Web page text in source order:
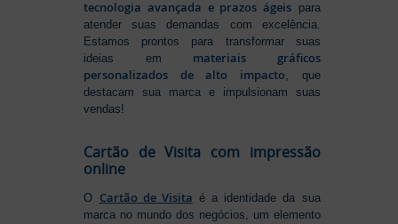
tecnologia avançada e prazos ágeispara
atender suas demandas com excelência.
Estamos prontos para transformar suas
ideias em materiais gráficos
personalizados de alto impacto , que
destacam sua marca e impulsionam suas
vendas!
Cartão de Visita com impressão
online
O Cartão de Visita é a identidade da sua
marca no mundo dos negócios, um elemento